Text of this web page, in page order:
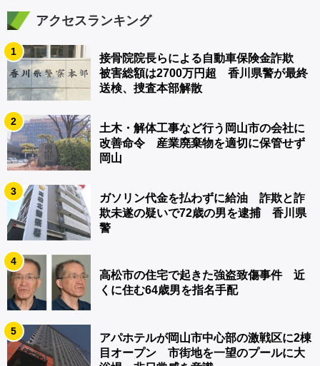
アクセスランキング
1
接骨院院長らによる自動車保険金詐欺
被害総額は2700万円超 香川県警が最終
送検、捜査本部解散
2
土木・解体工事など行う岡山市の会社に
改善命令 産業廃棄物を適切に保管せず
岡山
3
ガソリン代金を払わずに給油 詐欺と詐
欺未遂の疑いで72歳の男を逮捕 香川県
警
4
高松市の住宅で起きた強盗致傷事件 近
くに住む64歳男を指名手配
5
アパホテルが岡山市中心部の激戦区に2棟
目オープン 市街地を一望のプールに大